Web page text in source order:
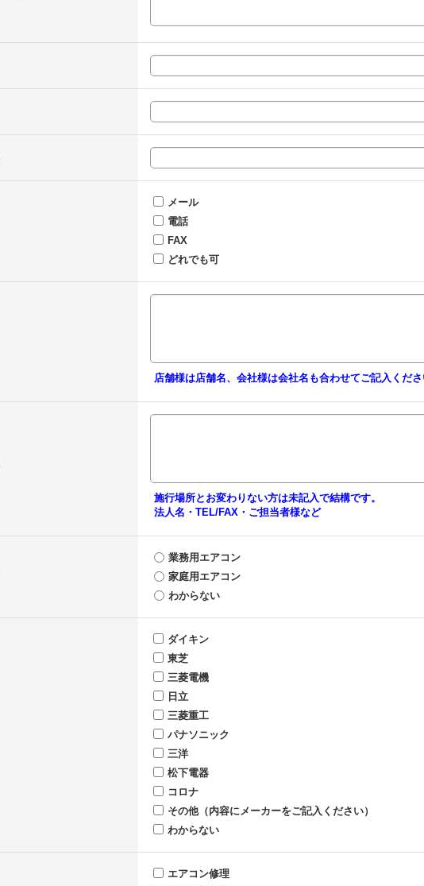
メール
電話
FAX
どれでも可
店舗様は店舗名、会社様は会社名も合わせてご記入くださ
施行場所とお変わりない方は未記入で結構です。
法人名・TEL/FAX・ご担当者様など
業務用エアコン
家庭用エアコン
わからない
ダイキン
東芝
三菱電機
日立
三菱重工
パナソニック
三洋
松下電器
コロナ
その他（内容にメーカーをご記入ください）
わからない
エアコン修理